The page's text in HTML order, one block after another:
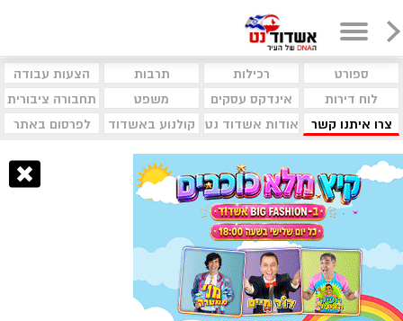
ספורט רכילות תרבות
הצעות עבודה
לוח דירות
אינדקס עסקים משפט
תחבורה ציבורית
צרו איתנו קשר
אודות אשדוד נט קולנוע באשדוד לפרסום באתר